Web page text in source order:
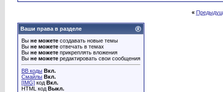
«
Ваши права в разделе
Вы не можете создавать новые темы
Вы не можете отвечать в темах
Вы не можете прикреплять вложения
Вы не можете редактировать свои сообщения
BB коды Вкл.
Смайлы Вкл.
[IMG] код Вкл.
HTML код Выкл.